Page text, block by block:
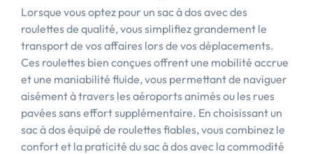
Lorsque vous optez pour un sac à dos avec des
roulettes de qualité, vous simplifiez grandement le
transport de vos affaires lors de vos déplacements.
Ces roulettes bien conçues offrent une mobilité accrue
et une maniabilité fluide, vous permettant de naviguer
aisément à travers les aéroports animés ou les rues
pavées sans effort supplémentaire. En choisissant un
sac à dos équipé de roulettes fiables, vous combinez le
confort et la praticité du sac à dos avec la commodité